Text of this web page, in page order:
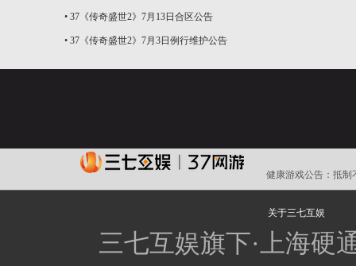
• 37《传奇盛世2》7月13日合区公告
• 37《传奇盛世2》7月3日例行维护公告
健康游戏公告： 抵制
关于三七互娱
三七互娱旗下·上海硬